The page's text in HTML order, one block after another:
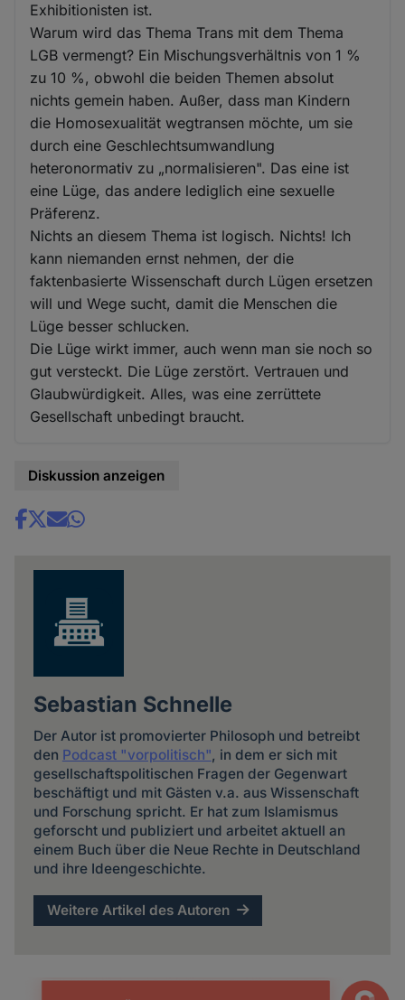
Exhibitionisten ist.
Warum wird das Thema Trans mit dem Thema
LGB vermengt? Ein Mischungsverhältnis von 1 %
zu 10 %, obwohl die beiden Themen absolut
nichts gemein haben. Außer, dass man Kindern
die Homosexualität wegtransen möchte, um sie
durch eine Geschlechtsumwandlung
heteronormativ zu „normalisieren". Das eine ist
eine Lüge, das andere lediglich eine sexuelle
Präferenz.
Nichts an diesem Thema ist logisch. Nichts! Ich
kann niemanden ernst nehmen, der die
faktenbasierte Wissenschaft durch Lügen ersetzen
will und Wege sucht, damit die Menschen die
Lüge besser schlucken.
Die Lüge wirkt immer, auch wenn man sie noch so
gut versteckt. Die Lüge zerstört. Vertrauen und
Glaubwürdigkeit. Alles, was eine zerrüttete
Gesellschaft unbedingt braucht.
Diskussion anzeigen
Share
Sebastian Schnelle
Der Autor ist promovierter Philosoph und betreibt
den Podcast "vorpolitisch", in dem er sich mit
gesellschaftspolitischen Fragen der Gegenwart
beschäftigt und mit Gästen v.a. aus Wissenschaft
und Forschung spricht. Er hat zum Islamismus
geforscht und publiziert und arbeitet aktuell an
einem Buch über die Neue Rechte in Deutschland
und ihre Ideengeschichte.
Weitere Artikel des Autoren